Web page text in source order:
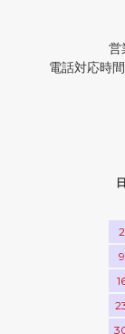
営
電話対応時
日
2
9